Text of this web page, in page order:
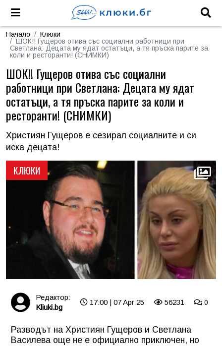
Начало
Клюки
ШОК!! Гущеров отива със социални работници при
Светлана: Децата му ядат остатъци, а тя пръска парите за
коли и ресторанти! (СНИМКИ)
КЛЮКИ
ШОК!! Гущеров отива със социални
работници при Светлана: Децата му ядат
остатъци, а тя пръска парите за коли и
ресторанти! (СНИМКИ)
Християн Гущеров е сезирал социалните и си
иска децата!
Редактор:
Kliuki.bg
17:00 | 07 Apr 25 56231 0
Разводът на Християн Гущеров и Светлана
Василева още не е официално приключен, но